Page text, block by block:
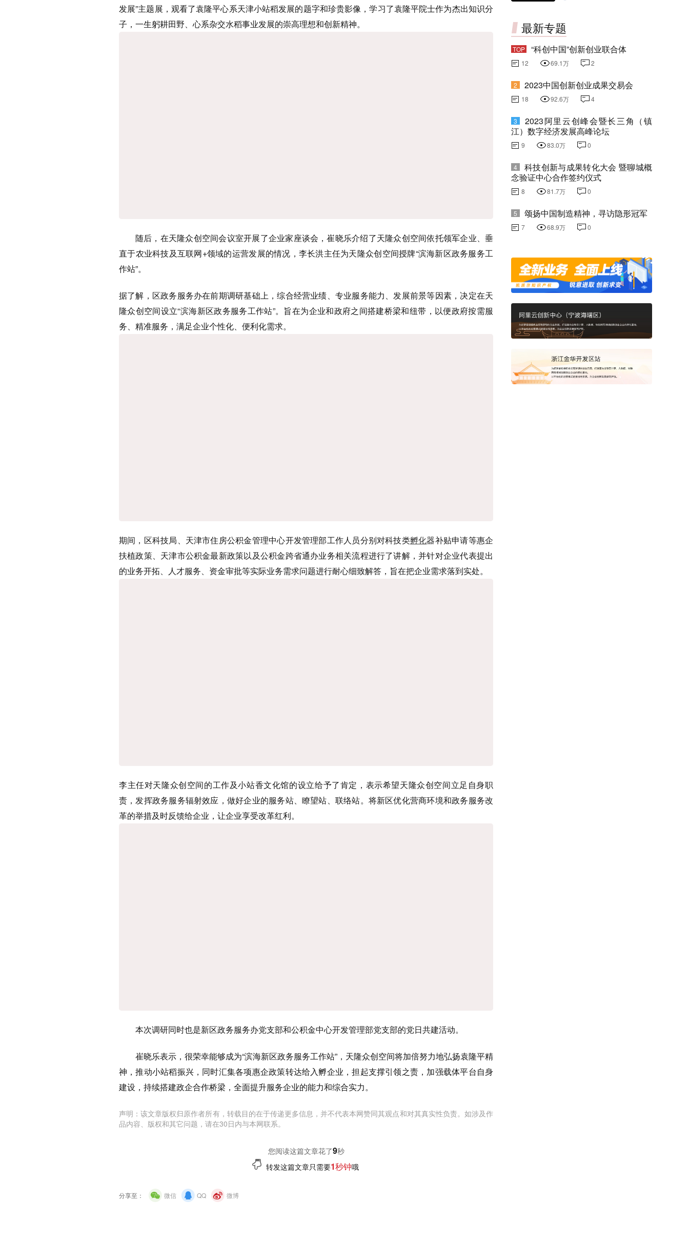
发展”主题展，观看了袁隆平心系天津小站稻发展的题字和珍贵影像，学习了袁隆平院士作为杰出知识分
子，一生躬耕田野、心系杂交水稻事业发展的崇高理想和创新精神。
随后，在天隆众创空间会议室开展了企业家座谈会，崔晓乐介绍了天隆众创空间依托领军企业、垂
直于农业科技及互联网+领域的运营发展的情况，李长洪主任为天隆众创空间授牌“滨海新区政务服务工
作站”。
据了解，区政务服务办在前期调研基础上，综合经营业绩、专业服务能力、发展前景等因素，决定在天
隆众创空间设立“滨海新区政务服务工作站”。旨在为企业和政府之间搭建桥梁和纽带，以便政府按需服
务、精准服务，满足企业个性化、便利化需求。
期间，区科技局、天津市住房公积金管理中心开发管理部工作人员分别对科技类孵化器补贴申请等惠企
扶植政策、天津市公积金最新政策以及公积金跨省通办业务相关流程进行了讲解，并针对企业代表提出
的业务开拓、人才服务、资金审批等实际业务需求问题进行耐心细致解答，旨在把企业需求落到实处。
李主任对天隆众创空间的工作及小站香文化馆的设立给予了肯定，表示希望天隆众创空间立足自身职
责，发挥政务服务辐射效应，做好企业的服务站、瞭望站、联络站。将新区优化营商环境和政务服务改
革的举措及时反馈给企业，让企业享受改革红利。
本次调研同时也是新区政务服务办党支部和公积金中心开发管理部党支部的党日共建活动。
崔晓乐表示，很荣幸能够成为“滨海新区政务服务工作站”，天隆众创空间将加倍努力地弘扬袁隆平精
神，推动小站稻振兴，同时汇集各项惠企政策转达给入孵企业，担起支撑引领之责，加强载体平台自身
建设，持续搭建政企合作桥梁，全面提升服务企业的能力和综合实力。
声明：该文章版权归原作者所有，转载目的在于传递更多信息，并不代表本网赞同其观点和对其真实性负责。如涉及作
品内容、版权和其它问题，请在30日内与本网联系。
您阅读这篇文章花了10秒
转发这篇文章只需要1秒钟哦
分享至： 微信 QQ 微博
最新专题
TOP “科创中国”创新创业联合体
12 69.1万 2
2 2023中国创新创业成果交易会
18 92.6万 4
3
2023阿里云创峰会暨长三角（镇
江）数字经济发展高峰论坛
9 83.0万 0
4
科技创新与成果转化大会 暨聊城概
念验证中心合作签约仪式
8 81.7万 0
5 颂扬中国制造精神，寻访隐形冠军
7 68.9万 0